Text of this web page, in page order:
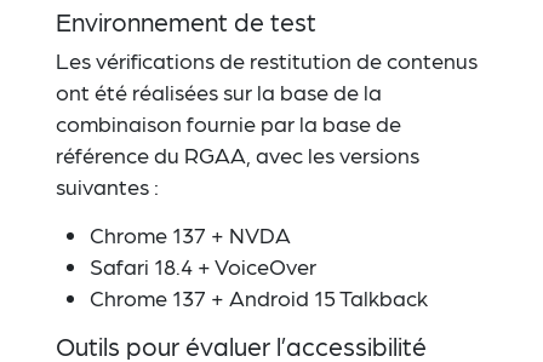
Environnement de test
Les vérifications de restitution de contenus
ont été réalisées sur la base de la
combinaison fournie par la base de
référence du RGAA, avec les versions
suivantes :
Chrome 137 + NVDA
Safari 18.4 + VoiceOver
Chrome 137 + Android 15 Talkback
Outils pour évaluer l’accessibilité